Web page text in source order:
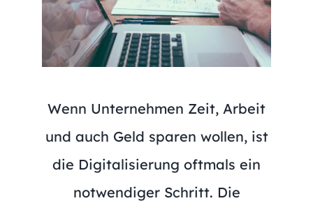
Wenn Unternehmen Zeit, Arbeit
und auch Geld sparen wollen, ist
die Digitalisierung oftmals ein
notwendiger Schritt. Die